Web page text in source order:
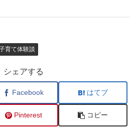
育て体験談
シェアする
Facebook はてブ
Pinterest コピー